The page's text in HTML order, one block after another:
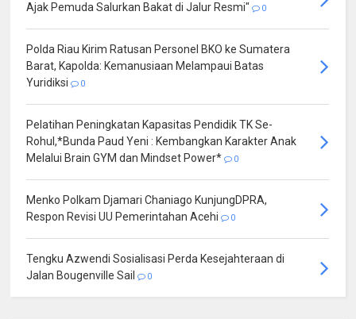
Ajak Pemuda Salurkan Bakat di Jalur Resmi"
0
Polda Riau Kirim Ratusan Personel BKO ke Sumatera
Barat, Kapolda: Kemanusiaan Melampaui Batas
Yuridiksi
0
Pelatihan Peningkatan Kapasitas Pendidik TK Se-
Rohul,*Bunda Paud Yeni : Kembangkan Karakter Anak
Melalui Brain GYM dan Mindset Power*
0
Menko Polkam Djamari Chaniago KunjungDPRA,
Respon Revisi UU Pemerintahan Acehi
0
Tengku Azwendi Sosialisasi Perda Kesejahteraan di
Jalan Bougenville Sail
0